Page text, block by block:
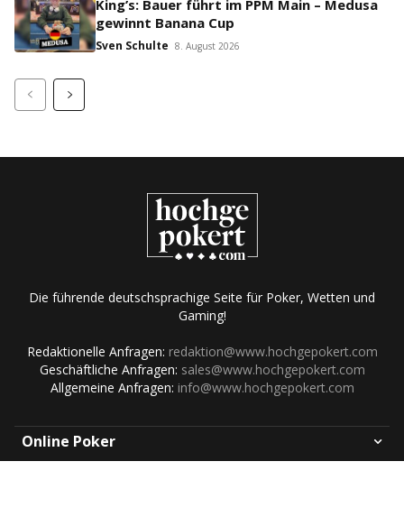
King’s: Bauer führt im PPM Main – Medusa
gewinnt Banana Cup
Sven Schulte 8. August 2026
Die führende deutschsprachige Seite für Poker, Wetten und
Gaming!
Redaktionelle Anfragen: redaktion@www.hochgepokert.com
Geschäftliche Anfragen: sales@www.hochgepokert.com
Allgemeine Anfragen: info@www.hochgepokert.com
Online Poker